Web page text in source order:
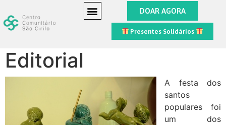
DOAR AGORA
Presentes Solidários
Editorial
A festa dos
santos
populares foi
um dos